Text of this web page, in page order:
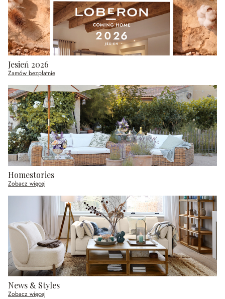
Jesień 2026
Zamów bezpłatnie
Homestories
Zobacz więcej
News & Styles
Zobacz więcej